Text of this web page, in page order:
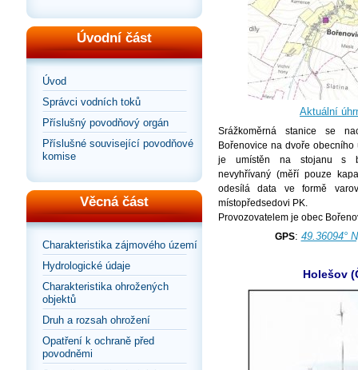
Úvodní část
Úvod
Správci vodních toků
Příslušný povodňový orgán
Příslušné související povodňové
komise
Věcná část
Charakteristika zájmového území
Hydrologické údaje
Charakteristika ohrožených
objektů
Druh a rozsah ohrožení
Opatření k ochraně před
povodněmi
Aktuální
Srážkoměrná stanice se
Bořenovice na dvoře obecního
je umístěn na stojanu s
nevyhřívaný (měří pouze
odesílá data ve formě
místopředsedovi PK.
Provozovatelem je obec
GPS: 49.36094°
Holešov